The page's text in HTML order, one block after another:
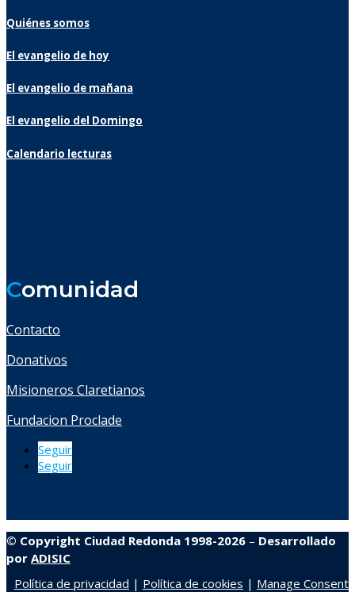
Quiénes somos
El evangelio de hoy
El evangelio de mañana
El evangelio del Domingo
Calendario lecturas
Comunidad
Contacto
Donativos
Misioneros Claretianos
Fundacion Proclade
Seguir
Seguir
© Copyright Ciudad Redonda 1998-2026 – Desarrollado
por ADISIC
Política de privacidad | Política de cookies | Manage Consent